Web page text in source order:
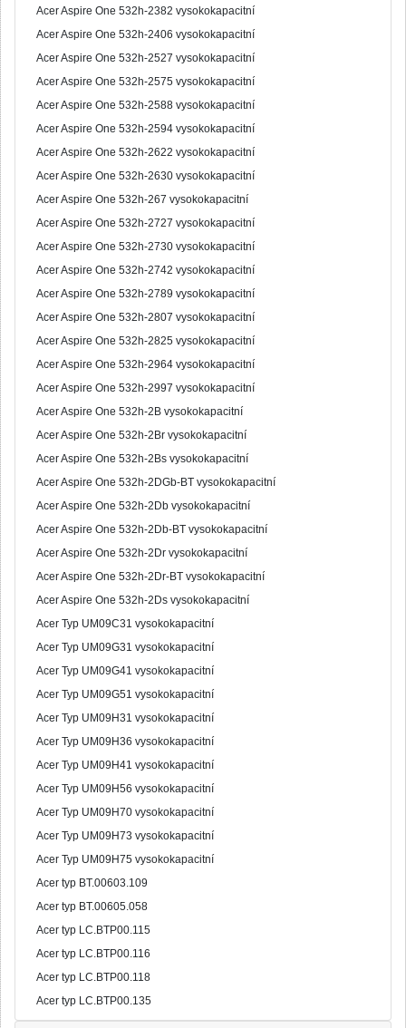
Acer Aspire One 532h-2382 vysokokapacitní
Acer Aspire One 532h-2406 vysokokapacitní
Acer Aspire One 532h-2527 vysokokapacitní
Acer Aspire One 532h-2575 vysokokapacitní
Acer Aspire One 532h-2588 vysokokapacitní
Acer Aspire One 532h-2594 vysokokapacitní
Acer Aspire One 532h-2622 vysokokapacitní
Acer Aspire One 532h-2630 vysokokapacitní
Acer Aspire One 532h-267 vysokokapacitní
Acer Aspire One 532h-2727 vysokokapacitní
Acer Aspire One 532h-2730 vysokokapacitní
Acer Aspire One 532h-2742 vysokokapacitní
Acer Aspire One 532h-2789 vysokokapacitní
Acer Aspire One 532h-2807 vysokokapacitní
Acer Aspire One 532h-2825 vysokokapacitní
Acer Aspire One 532h-2964 vysokokapacitní
Acer Aspire One 532h-2997 vysokokapacitní
Acer Aspire One 532h-2B vysokokapacitní
Acer Aspire One 532h-2Br vysokokapacitní
Acer Aspire One 532h-2Bs vysokokapacitní
Acer Aspire One 532h-2DGb-BT vysokokapacitní
Acer Aspire One 532h-2Db vysokokapacitní
Acer Aspire One 532h-2Db-BT vysokokapacitní
Acer Aspire One 532h-2Dr vysokokapacitní
Acer Aspire One 532h-2Dr-BT vysokokapacitní
Acer Aspire One 532h-2Ds vysokokapacitní
Acer Typ UM09C31 vysokokapacitní
Acer Typ UM09G31 vysokokapacitní
Acer Typ UM09G41 vysokokapacitní
Acer Typ UM09G51 vysokokapacitní
Acer Typ UM09H31 vysokokapacitní
Acer Typ UM09H36 vysokokapacitní
Acer Typ UM09H41 vysokokapacitní
Acer Typ UM09H56 vysokokapacitní
Acer Typ UM09H70 vysokokapacitní
Acer Typ UM09H73 vysokokapacitní
Acer Typ UM09H75 vysokokapacitní
Acer typ BT.00603.109
Acer typ BT.00605.058
Acer typ LC.BTP00.115
Acer typ LC.BTP00.116
Acer typ LC.BTP00.118
Acer typ LC.BTP00.135